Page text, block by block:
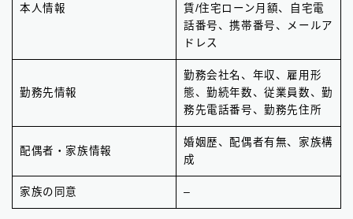
本人情報
賃/住宅ローン月額、自宅電
話番号、携帯番号、メールア
ドレス
勤務先情報
勤務会社名、年収、雇用形
態、勤続年数、従業員数、勤
務先電話番号、勤務先住所
配偶者・家族情報
婚姻歴、配偶者有無、家族構
成
家族の同意 –